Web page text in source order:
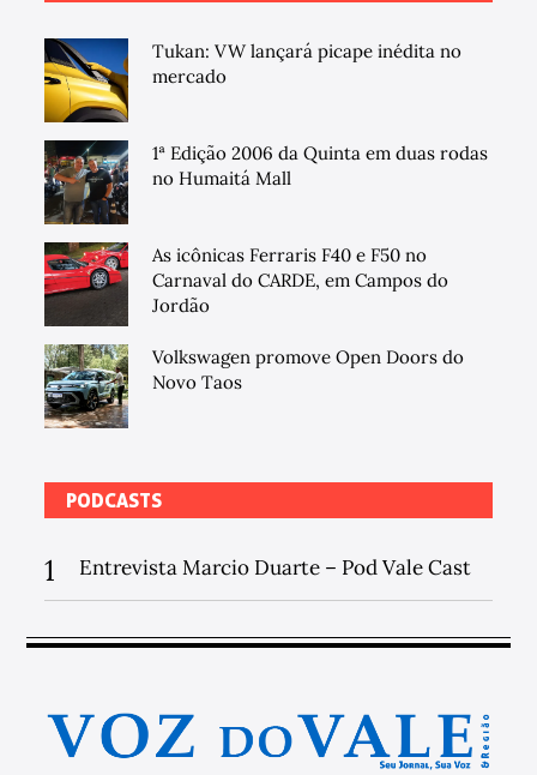
Tukan: VW lançará picape inédita no
mercado
1ª Edição 2006 da Quinta em duas rodas
no Humaitá Mall
As icônicas Ferraris F40 e F50 no
Carnaval do CARDE, em Campos do
Jordão
Volkswagen promove Open Doors do
Novo Taos
PODCASTS
1 Entrevista Marcio Duarte – Pod Vale Cast